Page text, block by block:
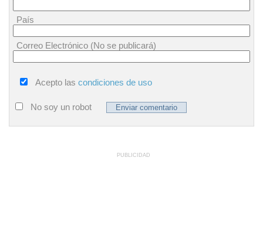
País
Correo Electrónico (No se publicará)
Acepto las condiciones de uso
No soy un robot
PUBLICIDAD